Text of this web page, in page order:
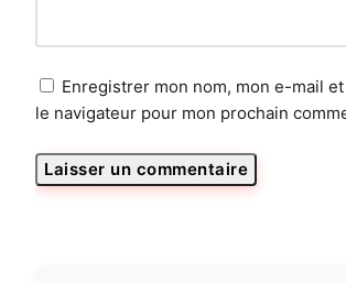
Enregistrer mon nom, mon e-mail
le navigateur pour mon prochain